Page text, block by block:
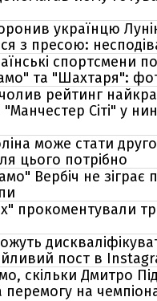
українцю
з пресою:
спортсмени
та "Шахтаря":
рейтинг
"Манчестер Сіті" у
може стати
цього потрібно
Вербіч не зіграє
прокоментували
пост в
скільки Дмитро
на